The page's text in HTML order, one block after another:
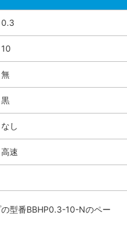
0.3
10
無
黒
なし
高速
の型番BBHP0.3-10-Nのペー